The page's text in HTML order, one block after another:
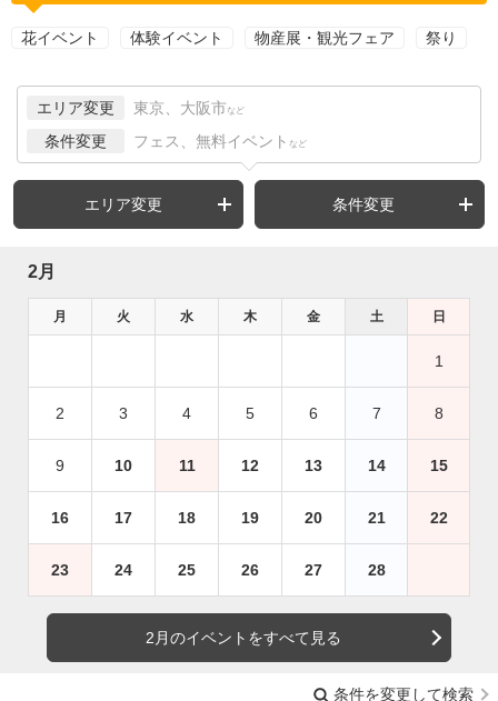
花イベント 体験イベント 物産展・観光フェア 祭り
エリア変更 東京、大阪市 など
条件変更 フェス、無料イベント など
エリア変更 条件変更
2月
月 火 水 木 金 土 日
1
2 3 4 5 6 7 8
9 10 11 12 13 14 15
16 17 18 19 20 21 22
23 24 25 26 27 28
2月のイベントをすべて見る
条件を変更して検索